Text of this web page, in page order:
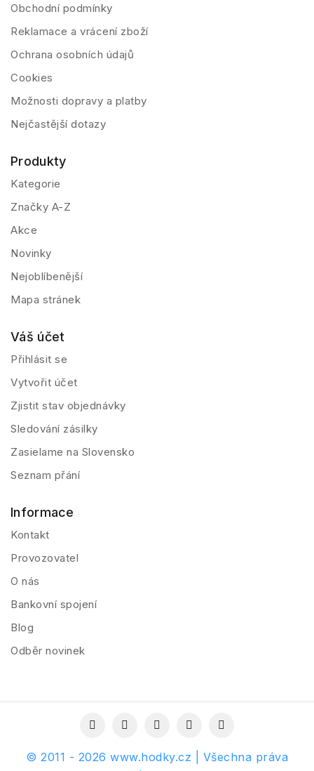
Obchodní podmínky
Reklamace a vrácení zboží
Ochrana osobních údajů
Cookies
Možnosti dopravy a platby
Nejčastější dotazy
Produkty
Kategorie
Značky A-Z
Akce
Novinky
Nejoblíbenější
Mapa stránek
Váš účet
Přihlásit se
Vytvořit účet
Zjistit stav objednávky
Sledování zásilky
Zasielame na Slovensko
Seznam přání
Informace
Kontakt
Provozovatel
O nás
Bankovní spojení
Blog
Odběr novinek
© 2011 - 2026 www.hodky.cz | Všechna práva